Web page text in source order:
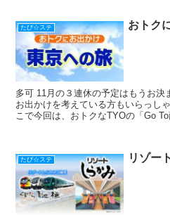
k
たび☆ステ おトク
多可 11月の３連休の予定はもうお
お出かけを考えている方もいらっし
こで今回は、おトクなTYOの「Go
たび☆ステ リゾー